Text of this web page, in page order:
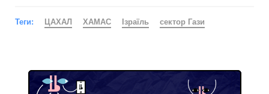
Теги: ЦАХАЛ ХАМАС Ізраїль сектор Гази